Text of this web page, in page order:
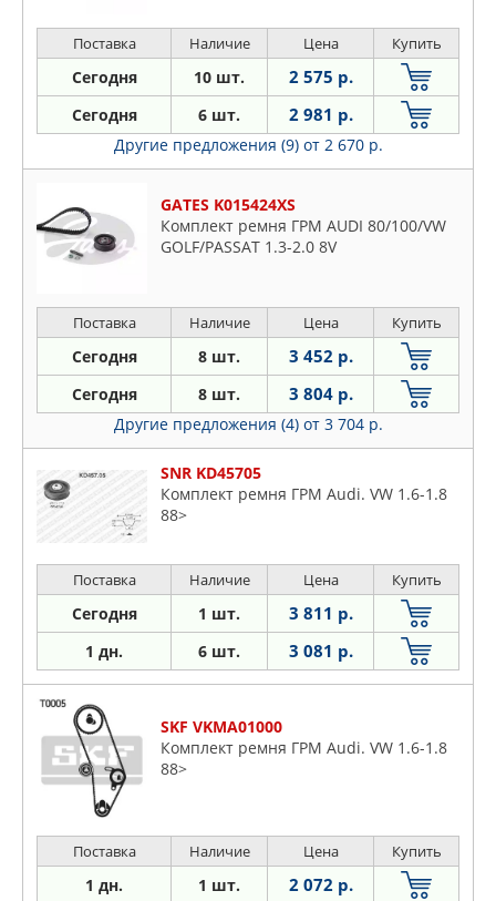
Поставка Наличие Цена Купить
Сегодня 10 шт. 2 575 р.
Сегодня 6 шт. 2 981 р.
Другие предложения (9) от 2 670 р.
GATES K015424XS
Комплект ремня ГРМ AUDI 80/100/VW
GOLF/PASSAT 1.3-2.0 8V
Поставка Наличие Цена Купить
Сегодня 8 шт. 3 452 р.
Сегодня 8 шт. 3 804 р.
Другие предложения (4) от 3 704 р.
SNR KD45705
Комплект ремня ГРМ Audi. VW 1.6-1.8
88>
Поставка Наличие Цена Купить
Сегодня 1 шт. 3 811 р.
1 дн. 6 шт. 3 081 р.
SKF VKMA01000
Комплект ремня ГРМ Audi. VW 1.6-1.8
88>
Поставка Наличие Цена Купить
1 дн. 1 шт. 2 072 р.